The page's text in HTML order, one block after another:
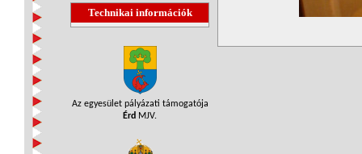
Technikai információk
Az egyesület pályázati támogatója
Érd MJV.